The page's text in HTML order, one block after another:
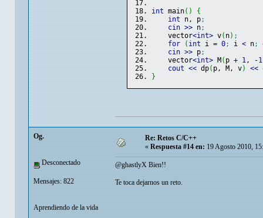
int main( )
{
int n, p;
cin >> n;
vector<int> v( n) ;
for
( int i = 0; i < n;
cin >> p;
vector<int> M ( p + 1, -1
cout << dp( p, M, v) <<
}
Og.
Desconectado
Mensajes: 822
Aprendiendo de la vida
Re: Retos C/C++
«Respuesta #14 en:19 Agosto 2010,
@ghastlyX Bien!!
Te toca dejarnos un reto.